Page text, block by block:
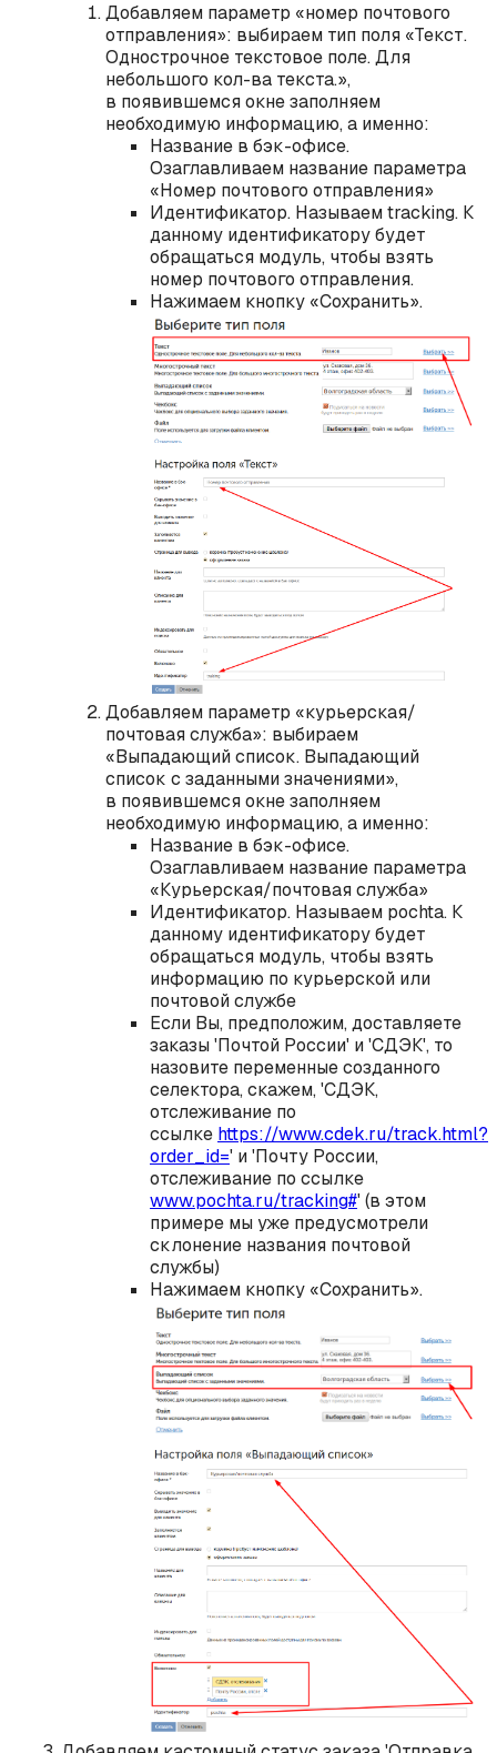
Добавляем параметр «номер почтового
отправления»: выбираем тип поля «Текст.
Однострочное текстовое поле. Для
небольшого кол-ва текста.»,
в появившемся окне заполняем
необходимую информацию, а именно:
Название в бэк-офисе.
Озаглавливаем название параметра
«Номер почтового отправления»
Идентификатор. Называем traсking. К
данному идентификатору будет
обращаться модуль, чтобы взять
номер почтового отправления.
Нажимаем кнопку «Сохранить».
Добавляем параметр «курьерская/
почтовая служба»: выбираем
«Выпадающий список. Выпадающий
список с заданными значениями»,
в появившемся окне заполняем
необходимую информацию, а именно:
Название в бэк-офисе.
Озаглавливаем название параметра
«Курьерская/почтовая служба»
Идентификатор. Называем pochta. К
данному идентификатору будет
обращаться модуль, чтобы взять
информацию по курьерской или
почтовой службе
Если Вы, предположим, доставляете
заказы 'Почтой России' и 'СДЭК', то
назовите переменные созданного
селектора, скажем, 'СДЭК,
отслеживание по
ссылке https://www.cdek.ru/track.html?
order_id=' и 'Почту России,
отслеживание по ссылке
www.pochta.ru/tracking#' (в этом
примере мы уже предусмотрели
склонение названия почтовой
службы)
Нажимаем кнопку «Сохранить».